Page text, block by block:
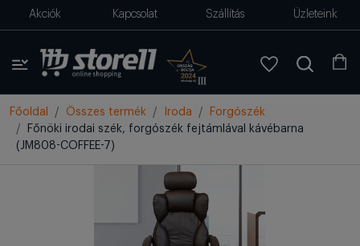
Akciók Kapcsolat Szállítás Üzleteink
Főoldal Összes termék Iroda
Forgószék
Főnöki irodai szék, forgószék fejtámlával kávébarna
(JM808-COFFEE-7)